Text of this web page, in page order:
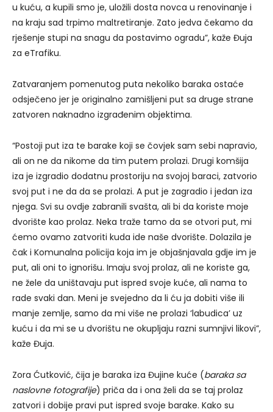
u kuću, a kupili smo je, uložili dosta novca u renovinanje i
na kraju sad trpimo maltretiranje. Zato jedva čekamo da
rješenje stupi na snagu da postavimo ogradu”, kaže Đuja
za eTrafiku.
Zatvaranjem pomenutog puta nekoliko baraka ostaće
odsječeno jer je originalno zamišljeni put sa druge strane
zatvoren naknadno izgrađenim objektima.
“Postoji put iza te barake koji se čovjek sam sebi napravio,
ali on ne da nikome da tim putem prolazi. Drugi komšija
iza je izgradio dodatnu prostoriju na svojoj baraci, zatvorio
svoj put i ne da da se prolazi. A put je zagradio i jedan iza
njega. Svi su ovdje zabranili svašta, ali bi da koriste moje
dvorište kao prolaz. Neka traže tamo da se otvori put, mi
ćemo ovamo zatvoriti kuda ide naše dvorište. Dolazila je
čak i Komunalna policija koja im je objašnjavala gdje im je
put, ali oni to ignorišu. Imaju svoj prolaz, ali ne koriste ga,
ne žele da uništavaju put ispred svoje kuće, ali nama to
rade svaki dan. Meni je svejedno da li ću ja dobiti više ili
manje zemlje, samo da mi više ne prolazi ‘labudica’ uz
kuću i da mi se u dvorištu ne okupljaju razni sumnjivi likovi”,
kaže Đuja.
Zora Ćutković, čija je baraka iza Đujine kuće (baraka sa
naslovne fotografije) priča da i ona želi da se taj prolaz
zatvori i dobije pravi put ispred svoje barake. Kako su